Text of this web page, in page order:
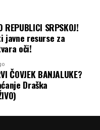
i
mreža
REPUBLICI SRPSKOJ!
javne resurse za
oči!
ČOVJEK BANJALUKE?
Draška